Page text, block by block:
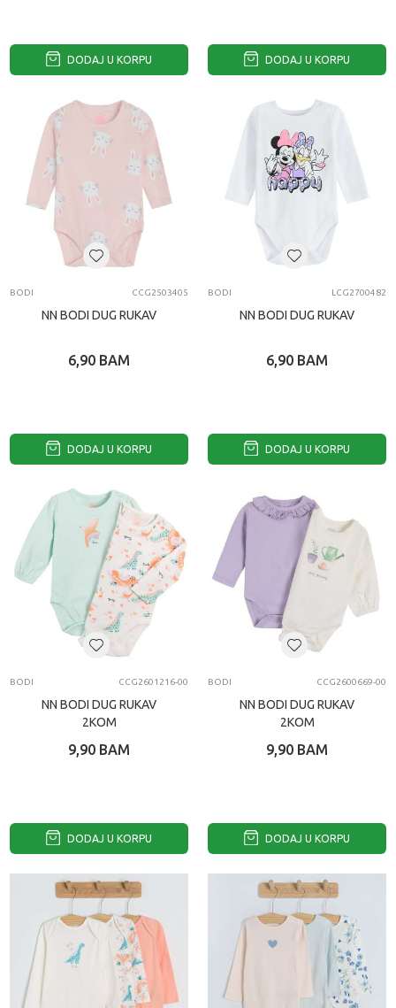
DODAJ U KORPU DODAJ U KORPU
BODI CCG2503405
NN BODI DUG RUKAV
6,90 BAM
DODAJ U KORPU
BODI LCG2700482
NN BODI DUG RUKAV
6,90 BAM
DODAJ U KORPU
BODI CCG2601216-00
NN BODI DUG RUKAV
2KOM
9,90 BAM
DODAJ U KORPU
BODI CCG2600669-00
NN BODI DUG RUKAV
2KOM
9,90 BAM
DODAJ U KORPU